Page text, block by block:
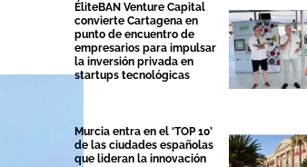
ÉliteBAN Venture Capital
convierte Cartagena en
punto de encuentro de
empresarios para impulsar
la inversión privada en
startups tecnológicas
Murcia entra en el ‘TOP 10’
de las ciudades españolas
que lideran la innovación